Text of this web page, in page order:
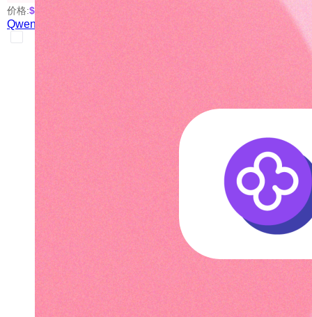
价格:$0.05
Qwen-Image-Layered（图片分层）